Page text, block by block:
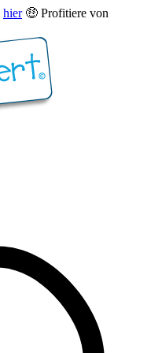
hier🤑 Profitiere von